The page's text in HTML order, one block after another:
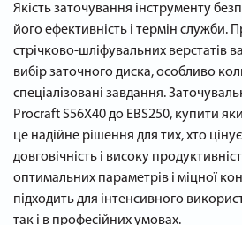
Якість заточування інструменту
його ефективність і термін служби.
стрічково-шліфувальних верстатів
вибір заточного диска, особливо
спеціалізовані завдання.
Procraft S56X40 до EBS250, купити
це надійне рішення для тих, хто
довговічність і високу
оптимальних параметрів і міцної
підходить для інтенсивного
так і в професійних умовах.